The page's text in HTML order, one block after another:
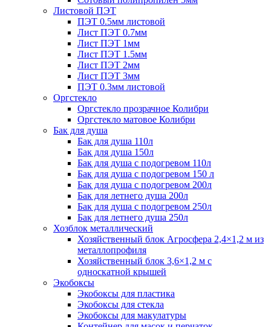
Листовой ПЭТ
ПЭТ 0.5мм листовой
Лист ПЭТ 0.7мм
Лист ПЭТ 1мм
Лист ПЭТ 1.5мм
Лист ПЭТ 2мм
Лист ПЭТ 3мм
ПЭТ 0.3мм листовой
Оргстекло
Оргстекло прозрачное Колибри
Оргстекло матовое Колибри
Бак для душа
Бак для душа 110л
Бак для душа 150л
Бак для душа с подогревом 110л
Бак для душа с подогревом 150 л
Бак для душа с подогревом 200л
Бак для летнего душа 200л
Бак для душа с подогревом 250л
Бак для летнего душа 250л
Хозблок металлический
Хозяйственный блок Агросфера 2,4×1,2 м из
металлопрофиля
Хозяйственный блок 3,6×1,2 м с
односкатной крышей
Экобоксы
Экобоксы для пластика
Экобоксы для стекла
Экобоксы для макулатуры